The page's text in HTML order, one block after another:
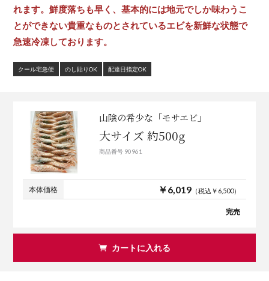
れます。鮮度落ちも早く、基本的には地元でしか味わうこ
とができない貴重なものとされているエビを新鮮な状態で
急速冷凍しております。
クール宅急便 のし貼りOK 配達日指定OK
山陰の希少な「モサエビ」
大サイズ 約500g
商品番号 90961
本体価格 ￥6,019（税込￥6,500）
完売
カートに入れる